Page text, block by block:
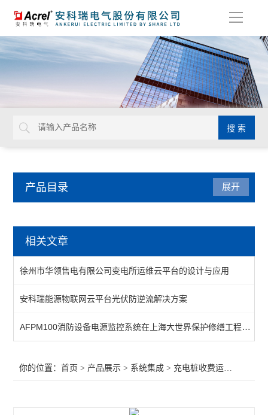
导
产品目录
AcrelCloud-1200分布式光伏发电监测系统
变电站综合自动化
电能管理平台
马达保护系统
展开
相关文章
徐州市华领售电有限公司变电所运维云平台的设计与应用
安科瑞能源物联网云平台光伏防逆流解决方案
AFPM100消防设备电源监控系统在上海大世界保护修缮工程的应用
你的位置：首页 > 产品展示 > 系统集成 > 充电桩收费运营云平台